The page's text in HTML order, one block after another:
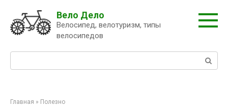
контенту
Вело Дело
Велосипед, велотуризм, типы
велосипедов
Главная » Полезно